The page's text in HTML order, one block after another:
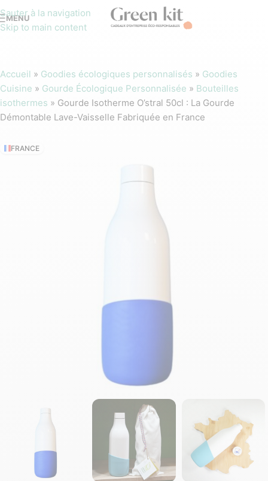
Sauter à la navigation
Skip to main content
MENU
Accueil » Goodies écologiques personnalisés » Goodies
Cuisine » Gourde Écologique Personnalisée » Bouteilles
isothermes » Gourde Isotherme O’stral 50cl : La Gourde
Démontable Lave-Vaisselle Fabriquée en France
FRANCE